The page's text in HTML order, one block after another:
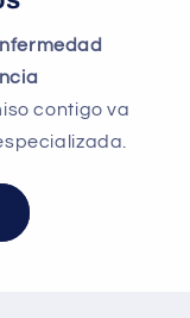
contigo va